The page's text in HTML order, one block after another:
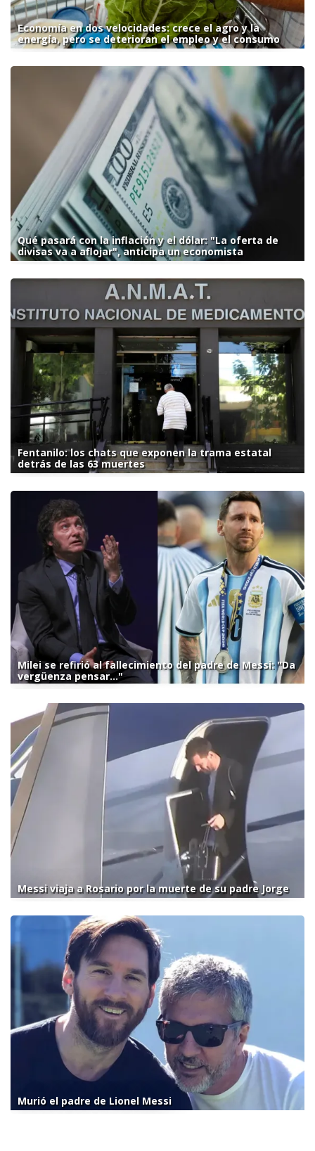
Economía en dos velocidades: crece el agro y la
energía, pero se deterioran el empleo y el consumo
Qué pasará con la inflación y el dólar: "La oferta de
divisas va a aflojar", anticipa un economista
Fentanilo: los chats que exponen la trama estatal
detrás de las 63 muertes
Milei se refirió al fallecimiento del padre de Messi: "Da
vergüenza pensar..."
Messi viaja a Rosario por la muerte de su padre Jorge
Murió el padre de Lionel Messi